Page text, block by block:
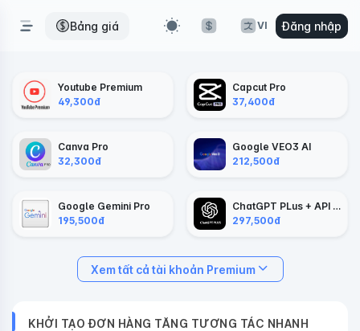
Bảng giá VI Đăng nhập
Youtube Premium
49,300đ
Capcut Pro
37,400đ
Canva Pro
32,300đ
Google VEO3 AI
212,500đ
Google Gemini Pro
195,500đ
ChatGPT PLus + API Codex
297,500đ
Xem tất cả tài khoản Premium
KHỞI TẠO ĐƠN HÀNG TĂNG TƯƠNG TÁC NHANH